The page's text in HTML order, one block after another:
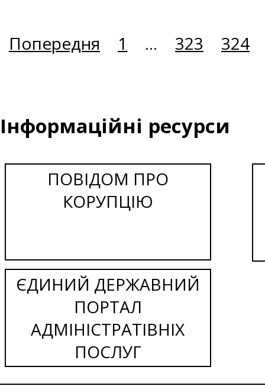
Попередня 1 ... 323 324
Інформаційні ресурси
ПОВІДОМ ПРО
КОРУПЦІЮ
ЄДИНИЙ ДЕРЖАВНИЙ
ПОРТАЛ
АДМІНІСТРАТІВНІХ
ПОСЛУГ